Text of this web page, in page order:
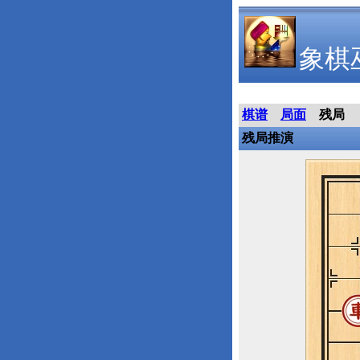
象棋
棋谱 局面
残局
残局推演